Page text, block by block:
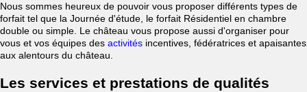
Nous sommes heureux de pouvoir vous proposer différents types de
forfait tel que la Journée d'étude, le forfait Résidentiel en chambre
double ou simple. Le château vous propose aussi d'organiser pour
vous et vos équipes des activités incentives, fédératrices et apaisantes
aux alentours du château.
Les services et prestations de qualités